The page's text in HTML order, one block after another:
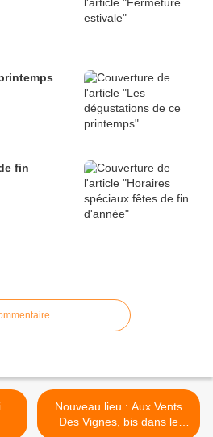
fin
Nouveau lieu : Aux Vents
Des Vignes, bis dans le